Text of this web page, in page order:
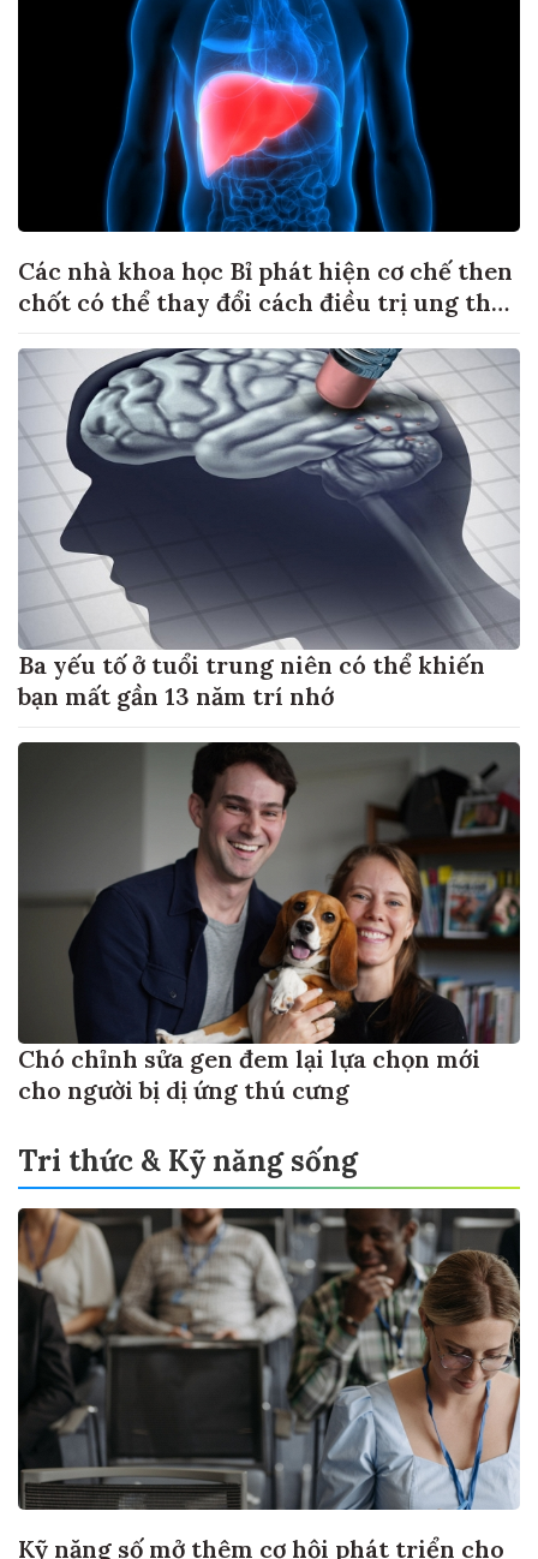
Các nhà khoa học Bỉ phát hiện cơ chế then
chốt có thể thay đổi cách điều trị ung thư
Ba yếu tố ở tuổi trung niên có thể khiến
bạn mất gần 13 năm trí nhớ
Chó chỉnh sửa gen đem lại lựa chọn mới
cho người bị dị ứng thú cưng
Tri thức & Kỹ năng sống
Kỹ năng số mở thêm cơ hội phát triển cho